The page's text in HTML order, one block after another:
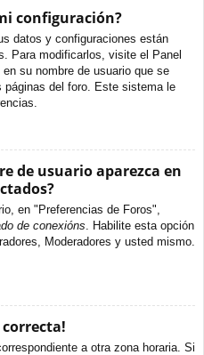
configuración?
datos y configuraciones están
Para modificarlos, visite el Panel
su nombre de usuario que se
páginas del foro. Este sistema le
de usuario aparezca en
en "Preferencias de Foros",
de conexións. Habilite esta opción
Moderadores y usted mismo.
correcta!
a otra zona horaria. Si